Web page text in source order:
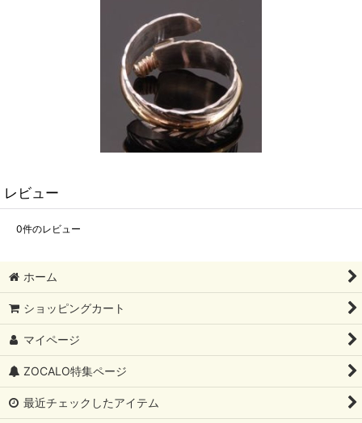
レビュー
0件のレビュー
ホーム
ショッピングカート
マイページ
ZOCALO特集ページ
最近チェックしたアイテム